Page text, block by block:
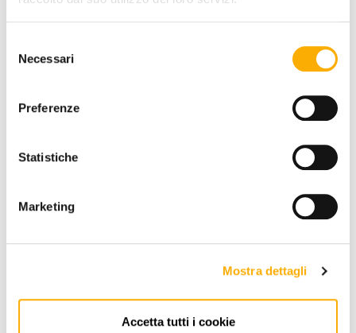
delNecessari
Preferenze
Statistiche
Marketing
Mostra dettagli
Accetta tutti i cookie
RICHIEDI PREVENTIVO
BRAND